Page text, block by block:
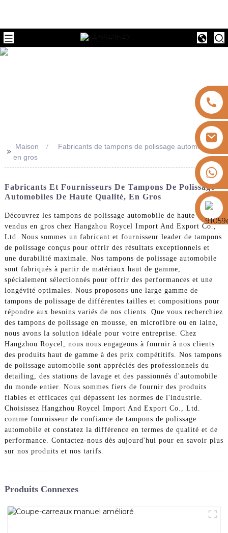
+8613325821813
>> Maison
Fabricants de tampons de polissage automobiles
en gros
Fabricants Et Fournisseurs De Tampons De Polissage
Automobiles De Haute Qualité, En Gros
Découvrez les tampons de polissage automobile de haute qualité
vendus en gros chez Hangzhou Roycel Import And Export Co.,
Ltd. Nous sommes un fabricant et fournisseur leader de tampons
de polissage conçus pour offrir des résultats exceptionnels et
une durabilité maximale. Nos tampons de polissage automobile
sont fabriqués à partir de matériaux haut de gamme,
spécialement sélectionnés pour offrir des performances et une
longévité optimales. Nous proposons une large gamme de
tampons de polissage de différentes tailles et compositions pour
répondre aux besoins variés de nos clients. Que vous recherchiez
des tampons de polissage en mousse, en microfibre ou en laine,
nous avons la solution idéale pour votre entreprise. Chez
Hangzhou Roycel, nous nous engageons à fournir à nos clients
des produits haut de gamme à des prix compétitifs. Nos tampons
de polissage automobile sont appréciés des professionnels du
detailing, des stations de lavage et des passionnés d'automobile
du monde entier. Nous sommes fiers de fournir des produits
fiables et efficaces qui dépassent les normes de l'industrie.
Choisissez Hangzhou Roycel Import And Export Co., Ltd.
comme fournisseur de confiance de tampons de polissage
automobile et constatez la différence en termes de qualité et de
performance. Contactez-nous dès aujourd'hui pour en savoir plus
sur nos produits et nos tarifs.
Produits Connexes